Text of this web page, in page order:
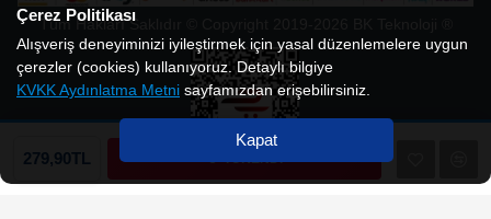
TÜKENDİ
Tüm Hakları Saklıdır © Copyright 2019-2026 BK Teknoloji ®
Kapat
Çerez Politikası
Alışveriş deneyiminizi iyileştirmek için yasal düzenlemelere uygun
çerezler (cookies) kullanıyoruz. Detaylı bilgiye
KVKK Aydınlatma Metni sayfamızdan erişebilirsiniz.